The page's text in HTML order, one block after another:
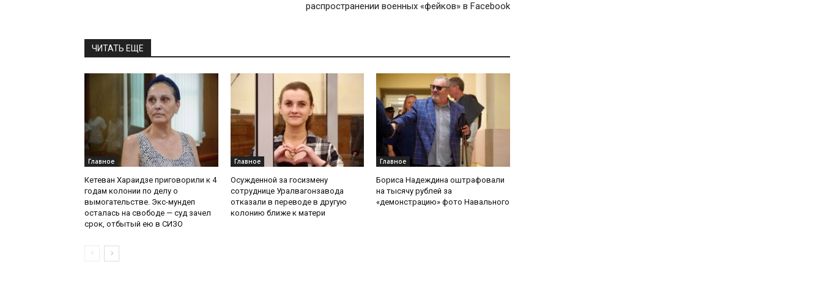
распространении военных «фейков» в Facebook
ЧИТАТЬ ЕЩЕ
Главное
Кетеван Хараидзе приговорили к 4
годам колонии по делу о
вымогательстве. Экс-мундеп
осталась на свободе — суд зачел
срок, отбытый ею в СИЗО
Главное
Осужденной за госизмену
сотруднице Уралвагонзавода
отказали в переводе в другую
колонию ближе к матери
Главное
Бориса Надеждина оштрафовали
на тысячу рублей за
«демонстрацию» фото Навального